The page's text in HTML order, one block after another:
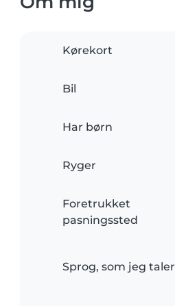
Kørekort
Bil
Har børn
Ryger
Foretrukket
pasningssted
Sprog, som jeg taler